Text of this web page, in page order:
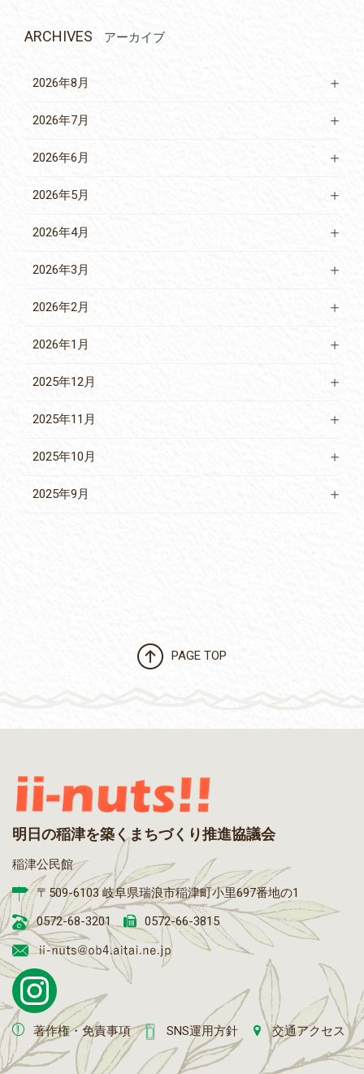
ARCHIVES アーカイブ
2026年8月
2026年7月
2026年6月
2026年5月
2026年4月
2026年3月
2026年2月
2026年1月
2025年12月
2025年11月
2025年10月
2025年9月
PAGE TOP
明日の稲津を築くまちづくり推進協議会
稲津公民館
〒509-6103 岐阜県瑞浪市稲津町小里697番地の1
0572-68-3201
0572-66-3815
著作権・免責事項 SNS運用方針 交通アクセス